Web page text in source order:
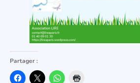
Partager :